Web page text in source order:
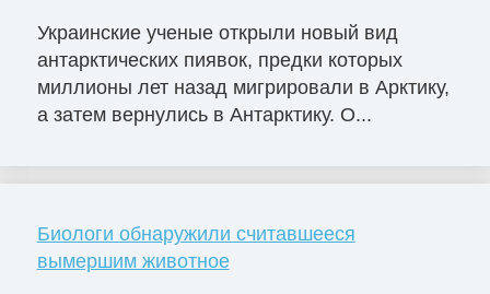
Украинские ученые открыли новый вид
антарктических пиявок, предки которых
миллионы лет назад мигрировали в Арктику,
а затем вернулись в Антарктику. О...
Биологи обнаружили считавшееся
вымершим животное